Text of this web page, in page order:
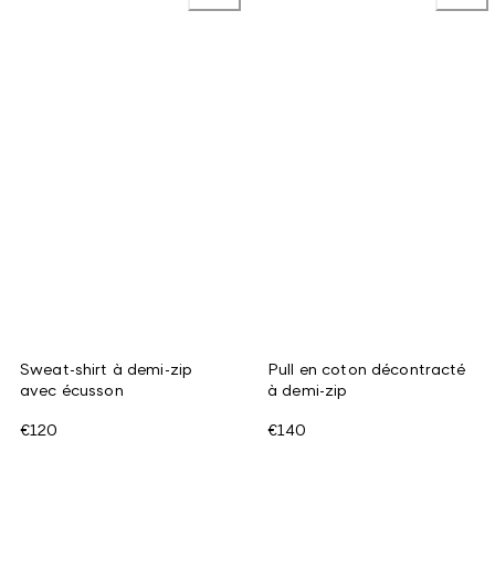
Sweat-shirt à demi-zip
avec écusson
€120
Pull en coton décontracté
à demi-zip
€140